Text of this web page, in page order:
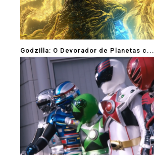
Godzilla: O Devorador de Planetas c...